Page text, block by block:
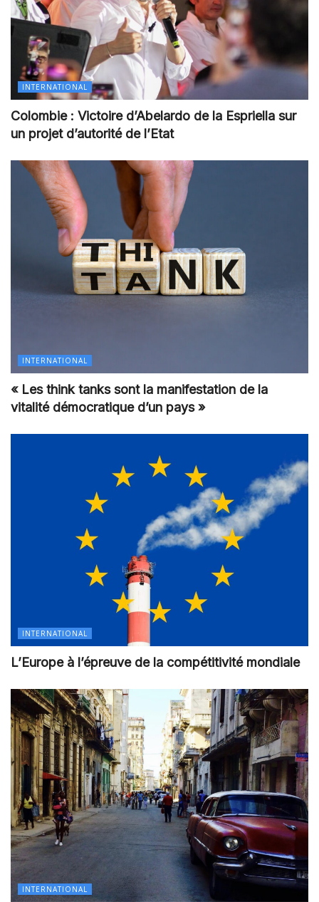
INTERNATIONAL
Colombie : Victoire d’Abelardo de la Espriella sur
un projet d’autorité de l’Etat
INTERNATIONAL
« Les think tanks sont la manifestation de la
vitalité démocratique d’un pays »
INTERNATIONAL
L’Europe à l’épreuve de la compétitivité mondiale
INTERNATIONAL